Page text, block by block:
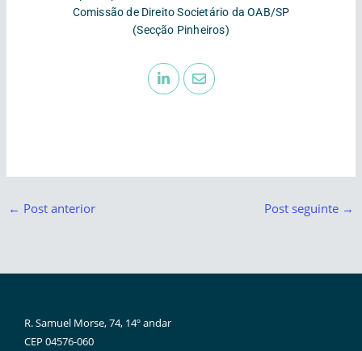
Comissão de Direito Societário da OAB/SP
(Secção Pinheiros)
← Post anterior Post seguinte →
R. Samuel Morse, 74, 14º andar
CEP 04576-060